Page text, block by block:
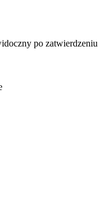
po zatwierdzeniu